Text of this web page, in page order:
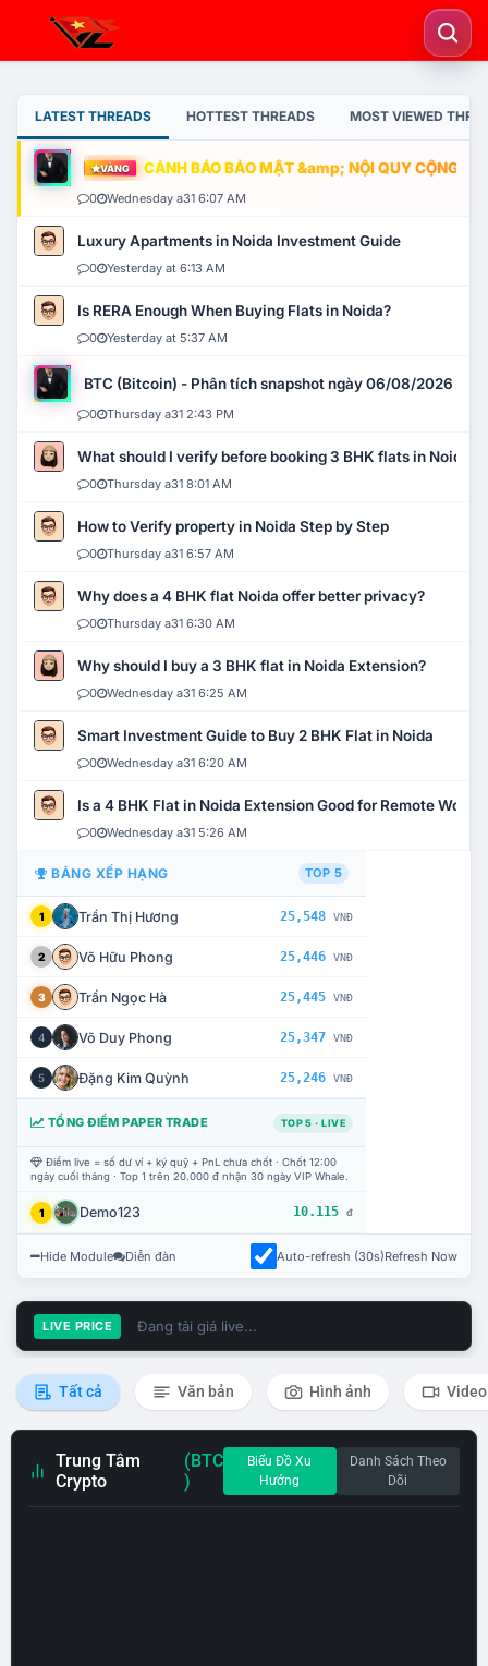
LATEST THREADS HOTTEST THREADS MOST VIEWED
VÀNG CẢNH BÁO BẢO MẬT &amp; NỘI QUY CỘNG
0 Wednesday a31 6:07 AM
Luxury Apartments in Noida Investment Guide
0 Yesterday at 6:13 AM
Is RERA Enough When Buying Flats in Noida?
0 Yesterday at 5:37 AM
BTC (Bitcoin) - Phân tích snapshot ngày 06/08/2026
0 Thursday a31 2:43 PM
What should I verify before booking 3 BHK flats in Noida?
0 Thursday a31 8:01 AM
How to Verify property in Noida Step by Step
0 Thursday a31 6:57 AM
Why does a 4 BHK flat Noida offer better privacy?
0 Thursday a31 6:30 AM
Why should I buy a 3 BHK flat in Noida Extension?
0 Wednesday a31 6:25 AM
Smart Investment Guide to Buy 2 BHK Flat in Noida
0 Wednesday a31 6:20 AM
Is a 4 BHK Flat in Noida Extension Good for Remote Work?
0 Wednesday a31 5:26 AM
BẢNG XẾP HẠNG TOP 5
1 Trần Thị Hương 25,548 VNĐ
2 Võ Hữu Phong 25,446 VNĐ
3 Trần Ngọc Hà 25,445 VNĐ
4 Võ Duy Phong 25,347 VNĐ
5 Đặng Kim Quỳnh 25,246 VNĐ
TỔNG ĐIỂM PAPER TRADE TOP 5 · LIVE
Điểm live = số dư ví + ký quỹ + PnL chưa chốt · Chốt 12:00
ngày cuối tháng · Top 1 trên 20.000 đ nhận 30 ngày VIP Whale.
1 Demo123 10.115 đ
Hide Module Diễn đàn Auto-refresh (30s)Refresh Now
LIVE PRICE Đang tải giá live...
Tất cả Văn bản Hình ảnh Video
Trung Tâm
Crypto
(BTC
)
Biểu Đồ Xu
Hướng
Danh Sách Theo
Dõi